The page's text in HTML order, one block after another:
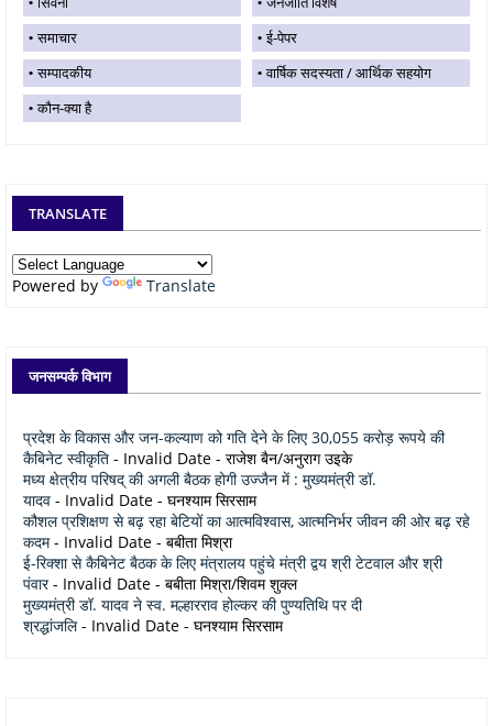
समाचार
ई-पेपर
सम्पादकीय
वार्षिक सदस्यता / आर्थिक सहयोग
कौन-क्या है
TRANSLATE
Powered by Translate
जनसम्पर्क विभाग
प्रदेश के विकास और जन-कल्याण को गति देने के लिए 30,055 करोड़ रूपये की
कैबिनेट स्वीकृति - Invalid Date - राजेश बैन/अनुराग उइके
मध्य क्षेत्रीय परिषद् की अगली बैठक होगी उज्जैन में : मुख्यमंत्री डॉ.
यादव - Invalid Date - घनश्याम सिरसाम
कौशल प्रशिक्षण से बढ़ रहा बेटियों का आत्मविश्वास, आत्मनिर्भर जीवन की ओर बढ़ रहे
कदम- Invalid Date - बबीता मिश्रा
ई-रिक्शा से कैबिनेट बैठक के लिए मंत्रालय पहुंचे मंत्री द्वय श्री टेटवाल और श्री
पंवार- Invalid Date - बबीता मिश्रा/शिवम शुक्ल
मुख्यमंत्री डॉ. यादव ने स्व. मल्हारराव होल्कर की पुण्यतिथि पर दी
श्रद्धांजलि- Invalid Date - घनश्याम सिरसाम